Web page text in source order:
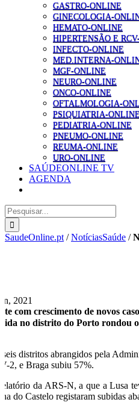
GASTRO-ONLINE
GINECOLOGIA-
HEMATO-ONLINE
HIPERTENSÃO E
INFECTO-ONLINE
MED.INTERNA-
MGF-ONLINE
NEURO-ONLINE
ONCO-ONLINE
OFTALMOLOGIA-
PSIQUIATRIA-ONLINE
PEDIATRIA-ONLINE
PNEUMO-ONLINE
REUMA-ONLINE
URO-ONLINE
SAÚDEONLINE TV
AGENDA
Pesquisar
SaudeOnline.pt /NotíciasSaúde /
2021
com crescimento de novos
no distrito do Porto rondou
seis distritos abrangidos pela
2, e Braga subiu 57%.
da ARS-N, a que a Lusa
do Castelo registaram subidas